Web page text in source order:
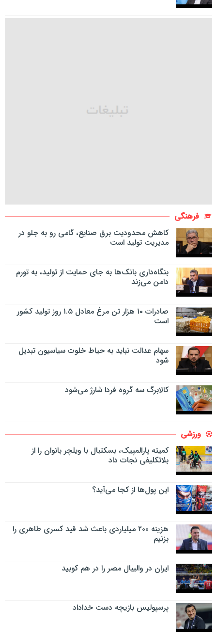
فرهنگی
کاهش محدودیت برق صنایع، گامی رو به جلو در
مدیریت تولید است
بنگاه‌داری بانک‌ها به جای حمایت از تولید، به تورم
دامن می‌زند
صادرات ۱۰ هزار تن مرغ معادل ۱.۵ روز تولید کشور
است
سهام عدالت نباید به حیاط خلوت سیاسیون تبدیل
شود
کالابرگ سه گروه فردا شارژ می‌شود
ورزشی
کمیته پارالمپیک، بسکتبال با ویلچر بانوان را از
بلاتکلیفی نجات داد
این پول‌ها از کجا می‌آید؟
هزینه ۲۰۰ میلیاردی باعث شد قید کسری طاهری را
بزنیم
ایران در والیبال مصر را در هم کوبید
پرسپولیس بازیچه دست خداداد